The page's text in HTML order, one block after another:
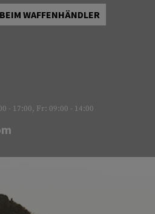
WAFFENHÄNDLER
- 17:00, Fr: 09:00 - 14:00